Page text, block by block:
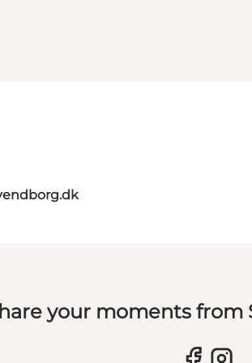
your moments from